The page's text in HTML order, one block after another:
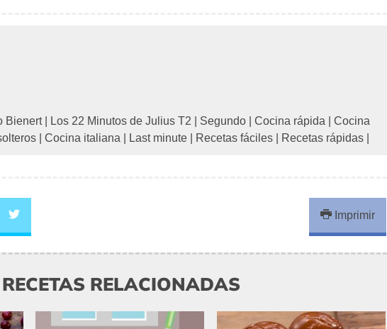
Bienert| Los 22 Minutos de Julius T2 Segundo Cocina rápida
Cocina
Cocina italiana Last minute Recetas fáciles Recetas rápidas
Imprimir
RECETAS RELACIONADAS